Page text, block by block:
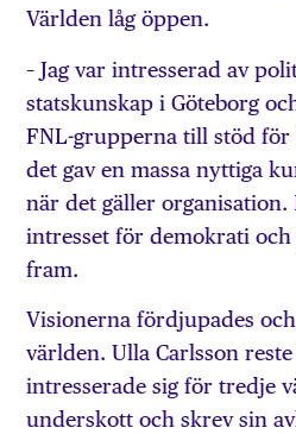
Världen låg öppen.
– Jag var intresserad av
statskunskap i Göteborg
FNL-grupperna till stöd för
det gav en massa nyttiga
när det gäller organisation.
intresset för demokrati
fram.
Visionerna fördjupades
världen. Ulla Carlsson
intresserade sig för tredje
underskott och skrev sin